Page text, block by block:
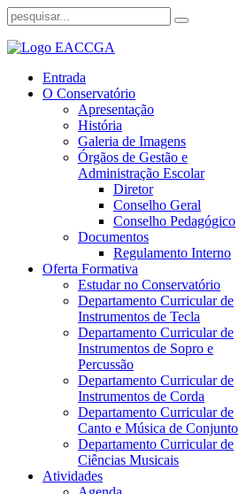
Entrada
O Conservatório
Apresentação
História
Galeria de Imagens
Órgãos de Gestão e
Administração Escolar
Diretor
Conselho Geral
Conselho Pedagógico
Documentos
Regulamento Interno
Oferta Formativa
Estudar no Conservatório
Departamento Curricular de
Instrumentos de Tecla
Departamento Curricular de
Instrumentos de Sopro e
Percussão
Departamento Curricular de
Instrumentos de Corda
Departamento Curricular de
Canto e Música de Conjunto
Departamento Curricular de
Ciências Musicais
Atividades